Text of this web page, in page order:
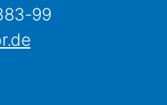
99